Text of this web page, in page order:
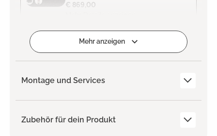
€ 869,00
HinzugefügtMehr anzeigen
Montage und Services
Zubehör für dein Produkt